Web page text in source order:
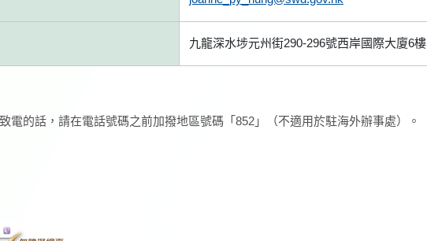
九龍深水埗元州街290-296號西岸國際大廈6樓
電的話，請在電話號碼之前加撥地區號碼「852」（不適用於駐海外辦事處）。